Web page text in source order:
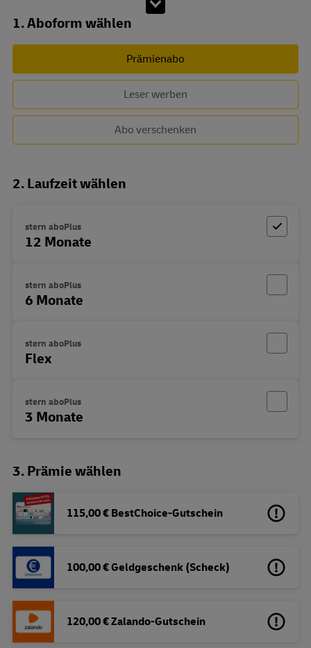
Abo zusammenstellen
1. Aboform wählen
Prämienabo
Leser werben
Abo verschenken
2. Laufzeit wählen
stern aboPlus
12 Monate
stern aboPlus
6 Monate
stern aboPlus
Flex
stern aboPlus
3 Monate
3. Prämie wählen
115,00 € BestChoice-Gutschein
100,00 € Geldgeschenk (Scheck)
120,00 € Zalando-Gutschein